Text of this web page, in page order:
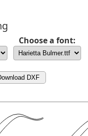
Choose a font:
DXF